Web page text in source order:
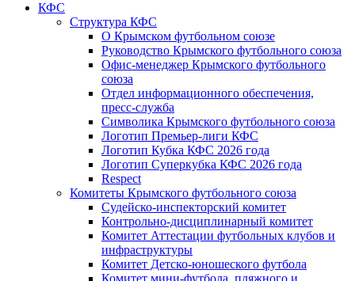
КФС
Структура КФС
О Крымском футбольном союзе
Руководство Крымского футбольного союза
Офис-менеджер Крымского футбольного
союза
Отдел информационного обеспечения,
пресс-служба
Символика Крымского футбольного союза
Логотип Премьер-лиги КФС
Логотип Кубка КФС 2026 года
Логотип Суперкубка КФС 2026 года
Respect
Комитеты Крымского футбольного союза
Судейско-инспекторский комитет
Контрольно-дисциплинарный комитет
Комитет Аттестации футбольных клубов и
инфраструктуры
Комитет Детско-юношеского футбола
Комитет мини-футбола, пляжного и